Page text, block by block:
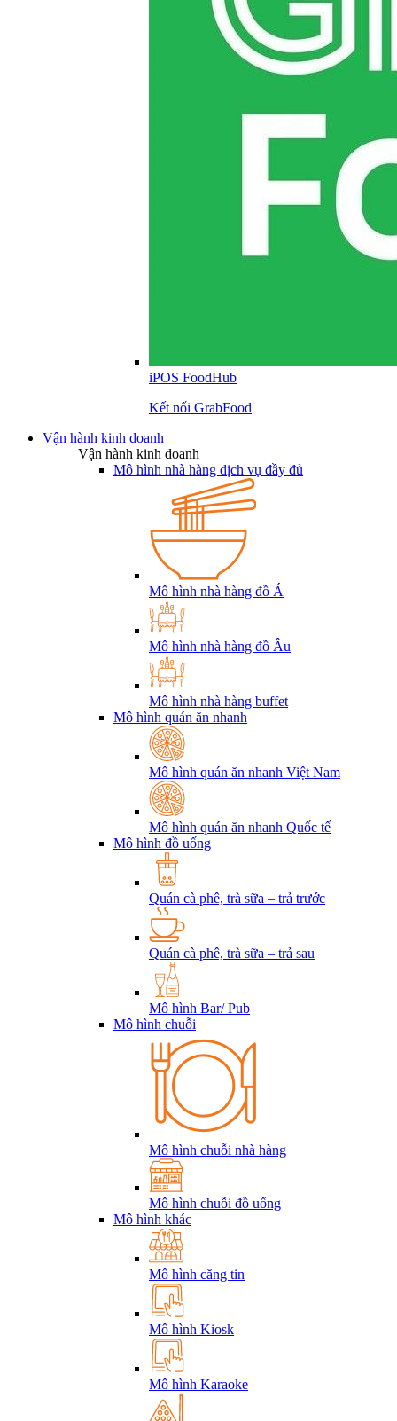
iPOS FoodHub
Kết nối GrabFood
Vận hành kinh doanh
Vận hành kinh doanh
Mô hình nhà hàng dịch vụ đầy đủ
Mô hình nhà hàng đồ Á
Mô hình nhà hàng đồ Âu
Mô hình nhà hàng buffet
Mô hình quán ăn nhanh
Mô hình quán ăn nhanh Việt Nam
Mô hình quán ăn nhanh Quốc tế
Mô hình đồ uống
Quán cà phê, trà sữa – trả trước
Quán cà phê, trà sữa – trả sau
Mô hình Bar/ Pub
Mô hình chuỗi
Mô hình chuỗi nhà hàng
Mô hình chuỗi đồ uống
Mô hình khác
Mô hình căng tin
Mô hình Kiosk
Mô hình Karaoke